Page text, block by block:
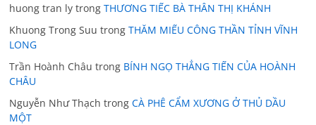
huong tran ly trongTHƯƠNG TIẾC BÀ THÂN THỊ KHÁNH
Khuong Trong Suu trongTHĂM MIẾU CÔNG THẦN TỈNH VĨNH
LONG
Trần Hoành Châu trong BÍNH NGỌ THẲNG TIẾN CỦA HOÀNH
CHÂU
Nguyễn Như Thạch trongCÀ PHÊ CẨM XƯƠNG Ở THỦ DẦU
MỘT